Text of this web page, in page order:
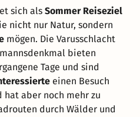
sich als Sommer Reiseziel
nicht nur Natur, sondern
mögen. Die Varusschlacht
bieten
Tage und sind
einen Besuch
hat aber noch mehr zu
durch Wälder und